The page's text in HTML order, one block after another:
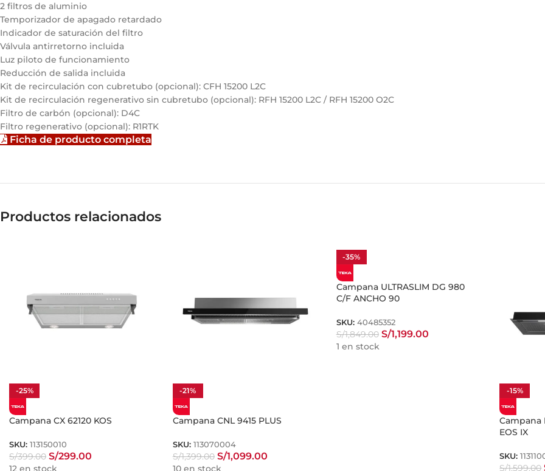
2 filtros de aluminio
Temporizador de apagado retardado
Indicador de saturación del filtro
Válvula antirretorno incluida
Luz piloto de funcionamiento
Reducción de salida incluida
Kit de recirculación con cubretubo (opcional): CFH 15200 L2C
Kit de recirculación regenerativo sin cubretubo (opcional): RFH 15200 L2C / RFH 15200 O2C
Filtro de carbón (opcional): D4C
Filtro regenerativo (opcional): R1RTK
Ficha de producto completa
Productos relacionados
-25%
Campana CX 62120 KOS
SKU: 113150010
S/399.00 S/299.00
12 en stock
-21%
Campana CNL 9415 PLUS
SKU: 113070004
S/1,399.00 S/1,099.00
10 en stock
-35%
Campana ULTRASLIM DG 980
C/F ANCHO 90
SKU: 40485352
S/1,849.00 S/1,199.00
1 en stock
-15%
Campana
EOS IX
SKU:
S/1,599.00